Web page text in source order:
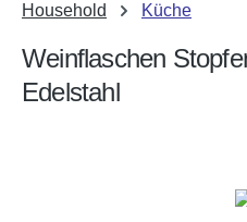
Household Küche
Weinflaschen
Edelstahl